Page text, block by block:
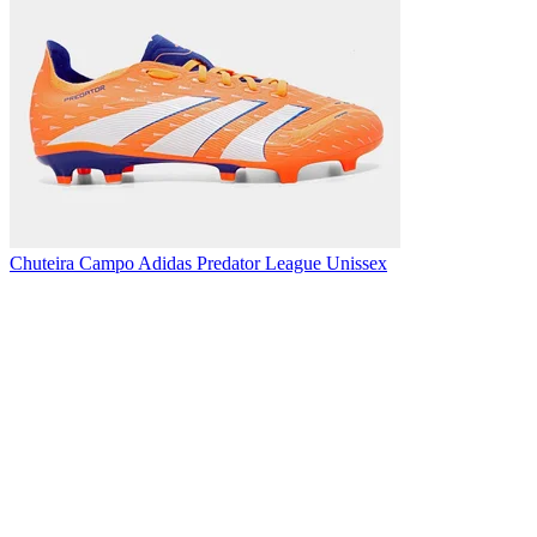
Chuteira Campo Adidas Predator League Unissex